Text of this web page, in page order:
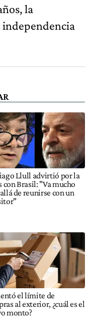
la
Llull advirtió por la
con Brasil: "Va mucho
de reunirse con un
el límite de
al exterior, ¿cuál es el
monto?